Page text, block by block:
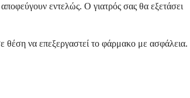
εντελώς. Ο γιατρός σας θα εξετάσει
θέση να επεξεργαστεί το φάρμακο με ασφάλεια.